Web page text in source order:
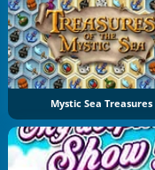
Mystic Sea Treasures